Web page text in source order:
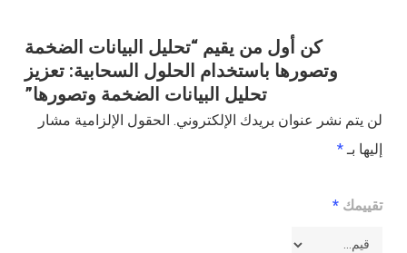
كن أول من يقيم “تحليل البيانات الضخمة
وتصورها باستخدام الحلول السحابية: تعزيز
تحليل البيانات الضخمة وتصورها”
لن يتم نشر عنوان بريدك الإلكتروني. الحقول الإلزامية مشار
إليها بـ *
تقييمك *